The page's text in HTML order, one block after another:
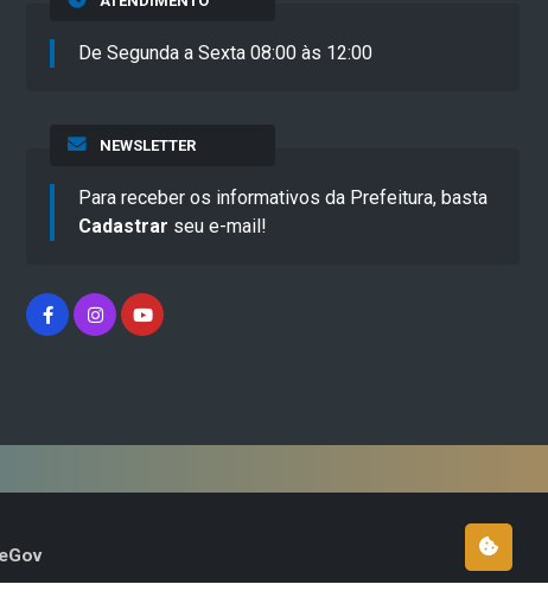
De Segunda a Sexta 08:00 às 12:00
NEWSLETTER
Para receber os informativos da Prefeitura, basta
Cadastrar seu e-mail!